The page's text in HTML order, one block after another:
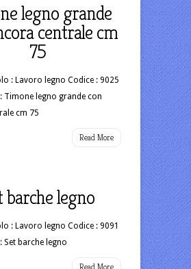
legno grande
centrale cm
75
: Lavoro legno Codice : 9025
Timone legno grande con
cm 75
Read More
barche legno
: Lavoro legno Codice : 9091
Set barche legno
Read More